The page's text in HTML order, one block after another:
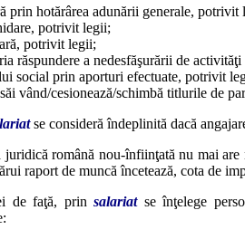
prin hotărârea adunării generale, potrivit
potrivit legii;
potrivit legii;
răspundere a nedesfăşurării de
social prin aporturi efectuate, potrivit
vând/cesionează/schimbă titlurile de
se consideră îndeplinită dacă
juridică română nou-înfiinţată nu mai
raport de muncă încetează, cota de
de faţă, prin salariat se înţelege